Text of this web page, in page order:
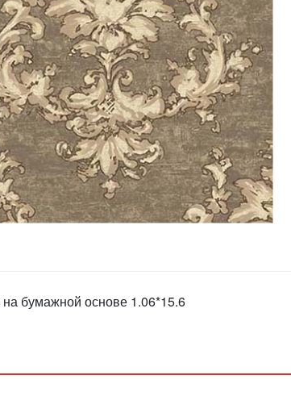
бумажной основе 1.06*15.6